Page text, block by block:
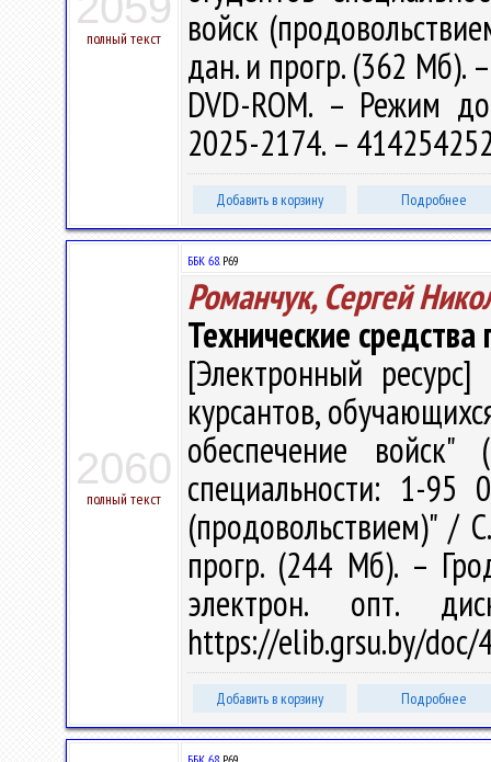
полный текст
войск
дан. и прогр. (362 Мб).
DVD-ROM. – Режим
2025-2174. –
Добавить в корзину Подробнее
2060
полный текст
ББК 68.Р69
Романчук, Сергей
Технические
[Электронный
курсантов,
обеспечение
специальности: 1-95
(продовольствием)" /
прогр. (244 Мб). –
электрон. опт.
https://elib.grsu.by/doc/
Добавить в корзину Подробнее